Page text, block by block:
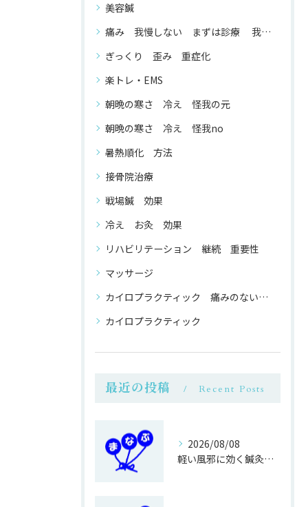
美容鍼
痛み 我慢しない まずは診療 我慢する 必要 が ない
ぎっくり 歪み 重症化
楽トレ・EMS
朝晩の寒さ 冷え 怪我の元
朝晩の寒さ 冷え 怪我no
暑熱順化 方法
接骨院治療
戦場鍼 効果
冷え お灸 効果
リハビリテーション 継続 重要性
マッサージ
カイロプラクティック 痛みのない 整体
カイロプラクティック
最近の投稿 Recent Posts
2026/08/08
軽い風邪に効く鍼灸接骨院のマッサージ効果